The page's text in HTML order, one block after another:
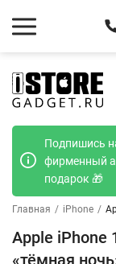
Подпишись
фирменный
подарок 🎁
Главная / iPhone /
Apple iPhone
«тёмная